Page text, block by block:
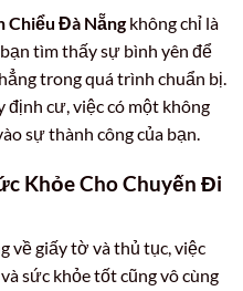
Chiểu Đà Nẵngkhông chỉ là
tìm thấy sự bình yên để
trong quá trình chuẩn bị.
định cư, việc có một không
sự thành công của bạn.
Khỏe Cho Chuyến Đi
về giấy tờ và thủ tục, việc
sức khỏe tốt cũng vô cùng